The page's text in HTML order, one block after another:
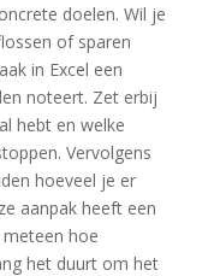
doelen. Wil je
of sparen
in Excel een
noteert. Zet erbij
hebt en welke
Vervolgens
hoeveel je er
aanpak heeft een
hoe
het duurt om het